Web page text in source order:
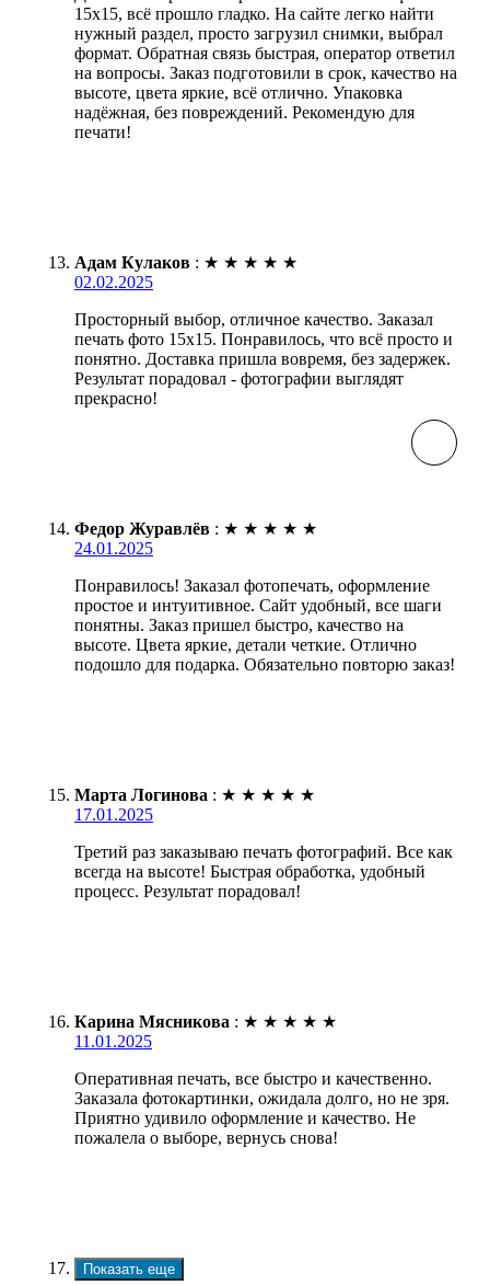
15х15, всё прошло гладко. На сайте легко найти
нужный раздел, просто загрузил снимки, выбрал
формат. Обратная связь быстрая, оператор ответил
на вопросы. Заказ подготовили в срок, качество на
высоте, цвета яркие, всё отлично. Упаковка
надёжная, без повреждений. Рекомендую для
печати!
Адам Кулаков : ★ ★ ★ ★ ★
02.02.2025
Просторный выбор, отличное качество. Заказал
печать фото 15х15. Понравилось, что всё просто и
понятно. Доставка пришла вовремя, без задержек.
Результат порадовал - фотографии выглядят
прекрасно!
Федор Журавлёв : ★ ★ ★ ★ ★
24.01.2025
Понравилось! Заказал фотопечать, оформление
простое и интуитивное. Сайт удобный, все шаги
понятны. Заказ пришел быстро, качество на
высоте. Цвета яркие, детали четкие. Отлично
подошло для подарка. Обязательно повторю заказ!
Марта Логинова : ★ ★ ★ ★ ★
17.01.2025
Третий раз заказываю печать фотографий. Все как
всегда на высоте! Быстрая обработка, удобный
процесс. Результат порадовал!
Карина Мясникова : ★ ★ ★ ★ ★
11.01.2025
Оперативная печать, все быстро и качественно.
Заказала фотокартинки, ожидала долго, но не зря.
Приятно удивило оформление и качество. Не
пожалела о выборе, вернусь снова!
Показать еще